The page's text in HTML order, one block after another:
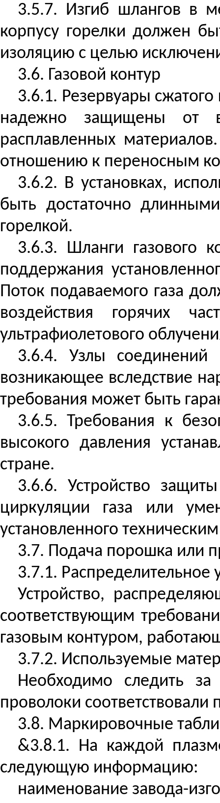
3.5.7. Изгиб шлангов в
корпусу горелки должен
изоляцию с целью
3.6. Газовой контур
3.6.1. Резервуары
надежно защищены от
расплавленных
отношению к переносным
3.6.2. В установках,
быть достаточно
горелкой.
3.6.3. Шланги газового
поддержания
Поток подаваемого газа
воздействия горячих
ультрафиолетового
3.6.4. Узлы
возникающее вследствие
требования может быть
3.6.5. Требования к
высокого давления
стране.
3.6.6. Устройство
циркуляции газа или
установленного
3.7. Подача порошка или
3.7.1. Распределительное
Устройство,
соответствующим
газовым контуром,
3.7.2. Используемые
Необходимо следить
проволоки
3.8. Маркировочные
&3.8.1. На каждой
следующую информацию:
наименование завода-